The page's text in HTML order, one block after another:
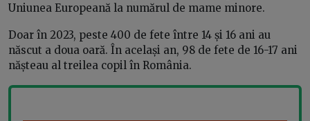
Uniunea Europeană la numărul de mame minore.
Doar în 2023, peste 400 de fete între 14 și 16 ani au
născut a doua oară. În același an, 98 de fete de 16-17 ani
nășteau al treilea copil în România.